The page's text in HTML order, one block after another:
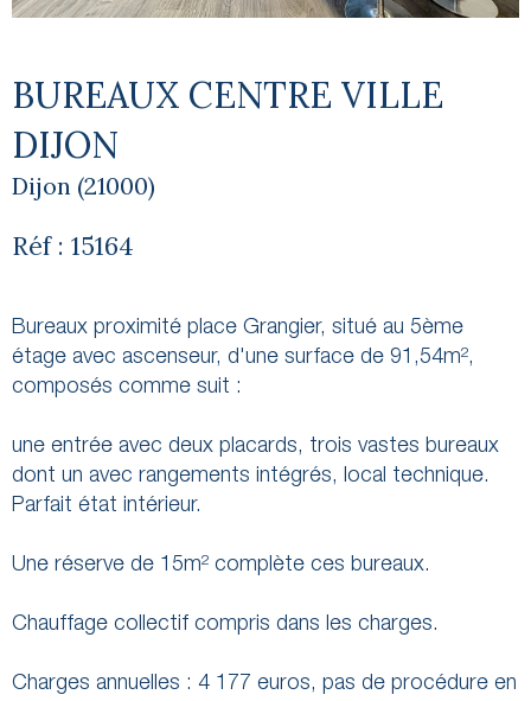
BUREAUX CENTRE VILLE
DIJON
Dijon (21000)
Réf : 15164
Bureaux proximité place Grangier, situé au 5ème
étage avec ascenseur, d'une surface de 91,54m²,
composés comme suit :
une entrée avec deux placards, trois vastes bureaux
dont un avec rangements intégrés, local technique.
Parfait état intérieur.
Une réserve de 15m² complète ces bureaux.
Chauffage collectif compris dans les charges.
Charges annuelles : 4 177 euros, pas de procédure en